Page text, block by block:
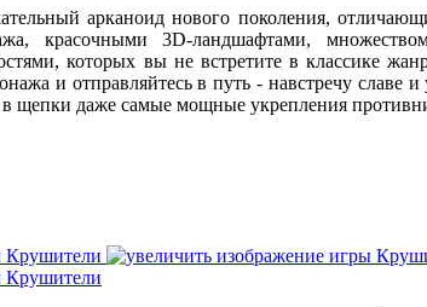
арканоид нового поколения,
красочными 3D-ландшафтами,
которых вы не встретите в классике
и отправляйтесь в путь - навстречу славе
в щепки даже самые мощные укрепления